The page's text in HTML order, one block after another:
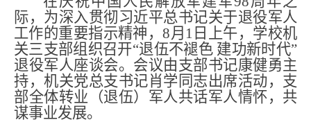
际，为深入贯彻习近平总书记关于退役军人
工作的重要指示精神，8月1日上午，学校机
关三支部组织召开“退伍不褪色 建功新时代”
退役军人座谈会。 会议由支部书记康健勇主
持， 机关党总支书记肖学 同志出席活动，支
部全体转业（退伍）军人共话军人情怀，共
谋事业发展。